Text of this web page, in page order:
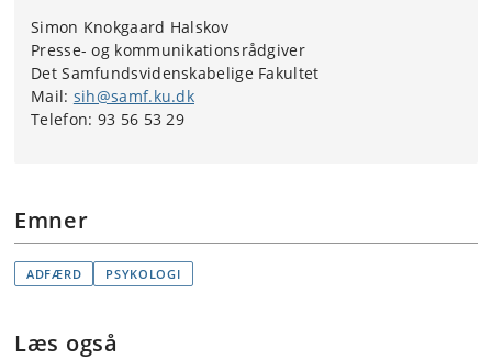
Simon Knokgaard Halskov
Presse- og kommunikationsrådgiver
Det Samfundsvidenskabelige Fakultet
Mail: sih@samf.ku.dk
Telefon: 93 56 53 29
Emner
ADFÆRD PSYKOLOGI
Læs også